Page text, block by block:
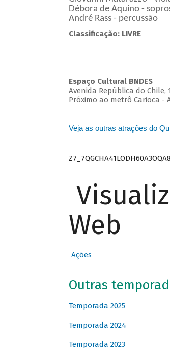
Débora de Aquino -
André Rass - percussão
Classificação: LIVRE
Espaço Cultural BNDES
Avenida República do Chile,
Próximo ao metrô Carioca -
Veja as outras atrações do
Web
Ações
Outras
Temporada 2025
Temporada 2024
Temporada 2023